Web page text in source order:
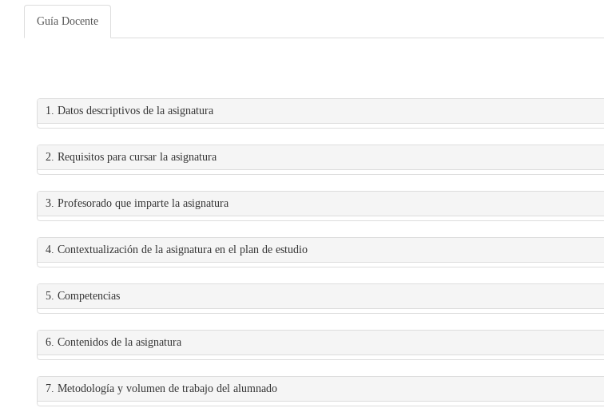
Guía Docente
1. Datos descriptivos de la asignatura
2. Requisitos para cursar la asignatura
3. Profesorado que imparte la asignatura
4. Contextualización de la asignatura en el plan de estudio
5. Competencias
6. Contenidos de la asignatura
7. Metodología y volumen de trabajo del alumnado